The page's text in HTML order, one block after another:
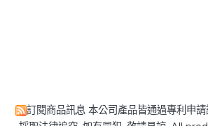
訂閱商品訊息本公司產品皆通過專利申